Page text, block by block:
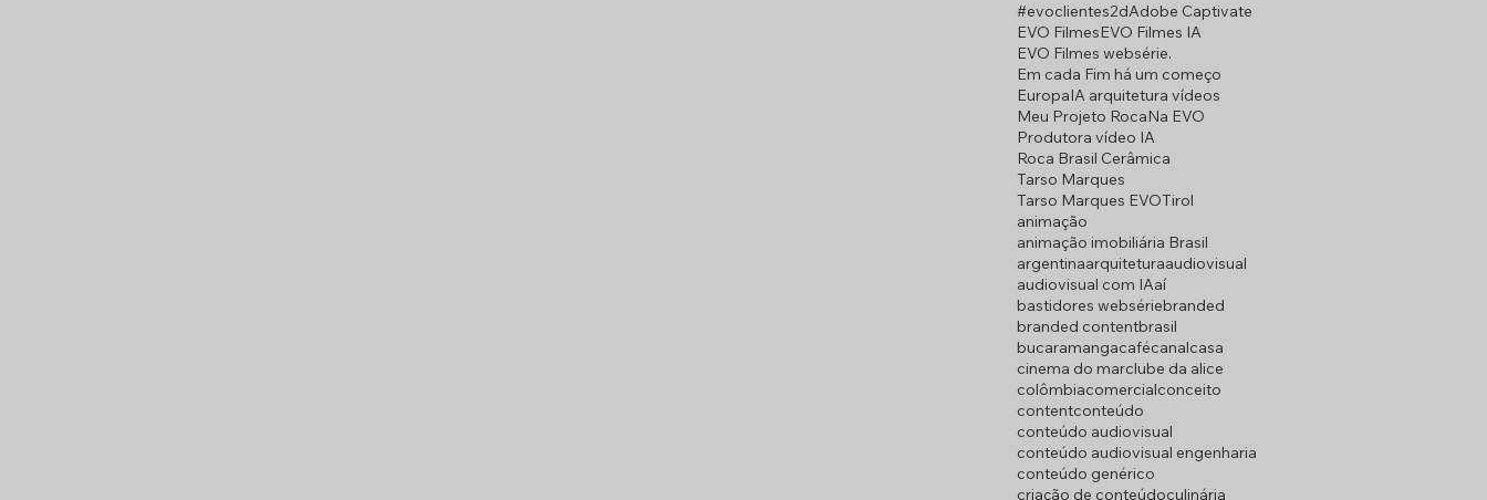
#evoclientes2dAdobe Captivate
EVO FilmesEVO Filmes IA
EVO Filmes websérie.
Em cada Fim há um começo
EuropaIA arquitetura vídeos
Meu Projeto RocaNa EVO
Produtora vídeo IA
Roca Brasil Cerâmica
Tarso Marques
Tarso Marques EVOTirol
animação
animação imobiliária Brasil
argentinaarquiteturaaudiovisual
audiovisual com IAaí
bastidores websériebranded
branded contentbrasil
bucaramangacafécanalcasa
cinema do marclube da alice
colômbiacomercialconceito
contentconteúdo
conteúdo audiovisual
conteúdo audiovisual engenharia
conteúdo genérico
criação de conteúdoculinária